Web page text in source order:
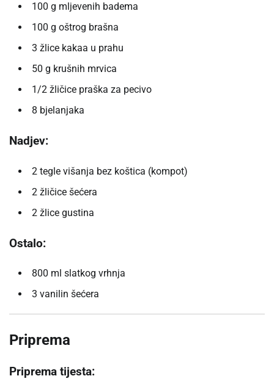
100 g mljevenih badema
100 g oštrog brašna
3 žlice kakaa u prahu
50 g krušnih mrvica
1/2 žličice praška za pecivo
8 bjelanjaka
Nadjev:
2 tegle višanja bez koštica (kompot)
2 žličice šećera
2 žlice gustina
Ostalo:
800 ml slatkog vrhnja
3 vanilin šećera
Priprema
Priprema tijesta: